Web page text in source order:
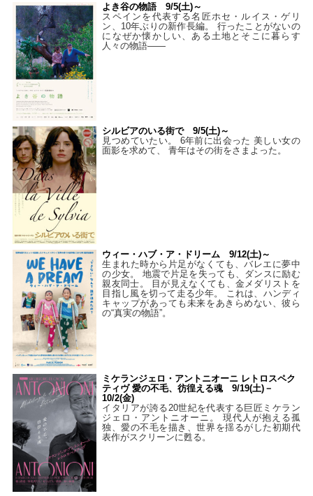
よき谷の物語 9/5(土)～
スペインを代表する名匠ホセ・ルイス・ゲリ
ン、10年ぶりの新作長編。 行ったことがないの
になぜか懐かしい、ある土地とそこに暮らす
人々の物語――
シルビアのいる街で 9/5(土)～
見つめていたい。 6年前に出会った 美しい女の
面影を求めて、 青年はその街をさまよった。
ウィー・ハブ・ア・ドリーム 9/12(土)～
生まれた時から片足がなくても、バレエに夢中
の少女。 地震で片足を失っても、ダンスに励む
親友同士。 目が見えなくても、金メダリストを
目指し風を切って走る少年。 これは、ハンディ
キャップがあっても未来をあきらめない、彼ら
の“真実の物語”。
ミケランジェロ・アントニオーニ レトロスペク
ティヴ 愛の不毛、彷徨える魂 9/19(土)－
10/2(金)
イタリアが誇る20世紀を代表する巨匠ミケラン
ジェロ・アントニオーニ。 現代人が抱える孤
独、愛の不毛を描き、世界を揺るがした初期代
表作がスクリーンに甦る。